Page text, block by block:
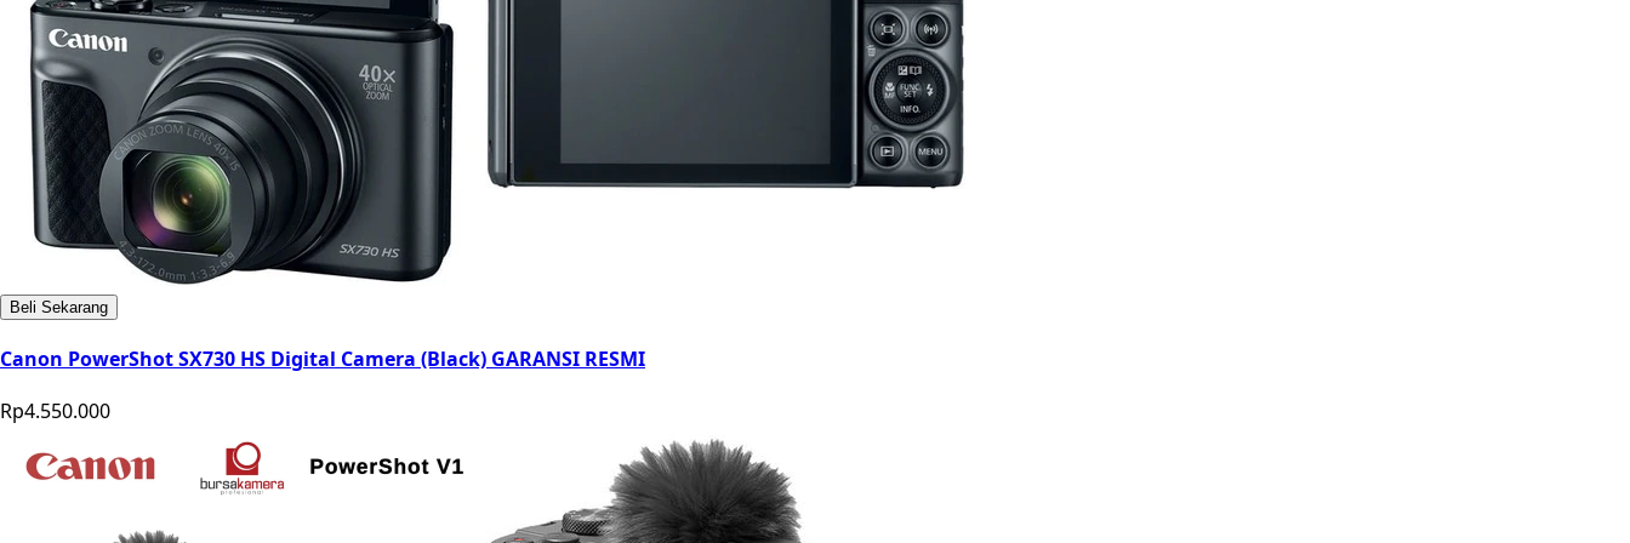
Beli Sekarang
Canon PowerShot SX730 HS Digital Camera (Black) GARANSI RESMI
Rp4.550.000